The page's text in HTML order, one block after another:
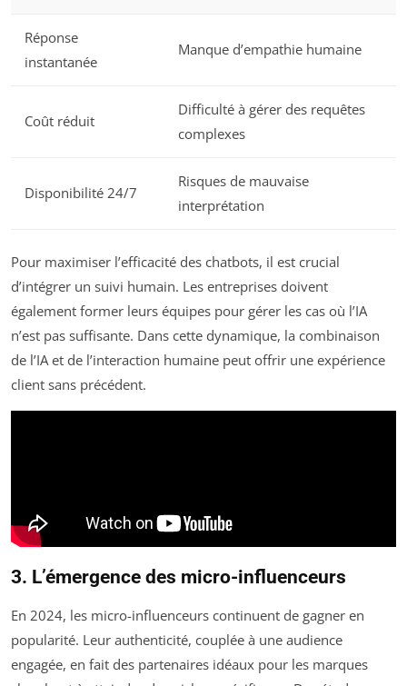
Réponse
instantanée
Manque d’empathie humaine
Coût réduit
Difficulté à gérer des requêtes
complexes
Disponibilité 24/7
Risques de mauvaise
interprétation
Pour maximiser l’efficacité des chatbots, il est crucial
d’intégrer un suivi humain. Les entreprises doivent
également former leurs équipes pour gérer les cas où l’IA
n’est pas suffisante. Dans cette dynamique, la combinaison
de l’IA et de l’interaction humaine peut offrir une expérience
client sans précédent.
3. L’émergence des micro-influenceurs
En 2024, les micro-influenceurs continuent de gagner en
popularité. Leur authenticité, couplée à une audience
engagée, en fait des partenaires idéaux pour les marques